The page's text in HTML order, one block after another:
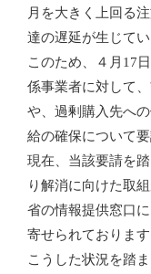
月を大きく上回る
達の遅延が生じてい
このため、４月17
係事業者に対して
や、過剰購入先へ
給の確保について
現在、当該要請を
り解消に向けた取
省の情報提供窓口
寄せられております
こうした状況を踏